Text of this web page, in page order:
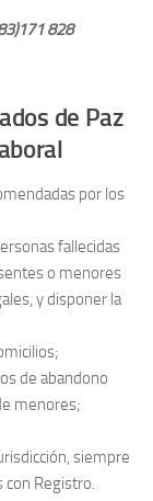
828
de Paz
por los
fallecidas
o menores
y disponer la
de abandono
menores;
siempre
con Registro.